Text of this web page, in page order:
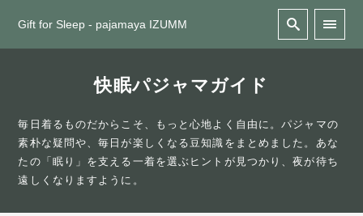
Gift for Sleep - pajamaya IZUMM
快眠パジャマガイド
毎日着るものだからこそ、もっと心地よく自由に。パジャマの
素朴な疑問や、毎日が楽しくなる豆知識をまとめました。あな
たの「眠り」を支える一着を選ぶヒントが見つかり、夜が待ち
遠しくなりますように。